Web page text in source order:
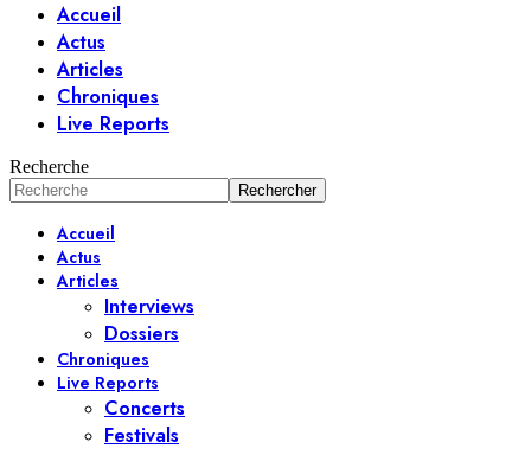
Accueil
Actus
Articles
Chroniques
Live Reports
Recherche
Accueil
Actus
Articles
Interviews
Dossiers
Chroniques
Live Reports
Concerts
Festivals